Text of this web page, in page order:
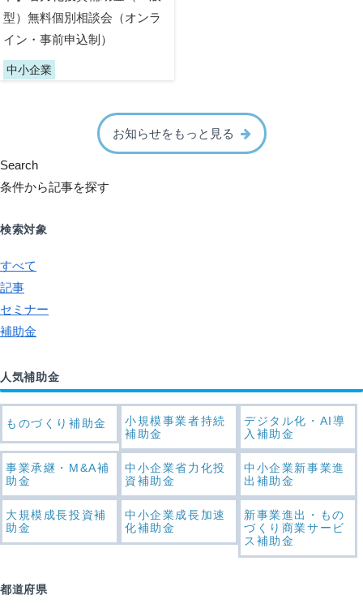
型）無料個別相談会（オンラ
イン・事前申込制）
中小企業
お知らせをもっと見る
Search
条件から記事を探す
検索対象
すべて
記事
セミナー
補助金
人気補助金
ものづくり補助金
小規模事業者持続
補助金
デジタル化・AI導
入補助金
事業承継・M&A補
助金
中小企業省力化投
資補助金
中小企業新事業進
出補助金
大規模成長投資補
助金
中小企業成長加速
化補助金
新事業進出・もの
づくり商業サービ
ス補助金
都道府県